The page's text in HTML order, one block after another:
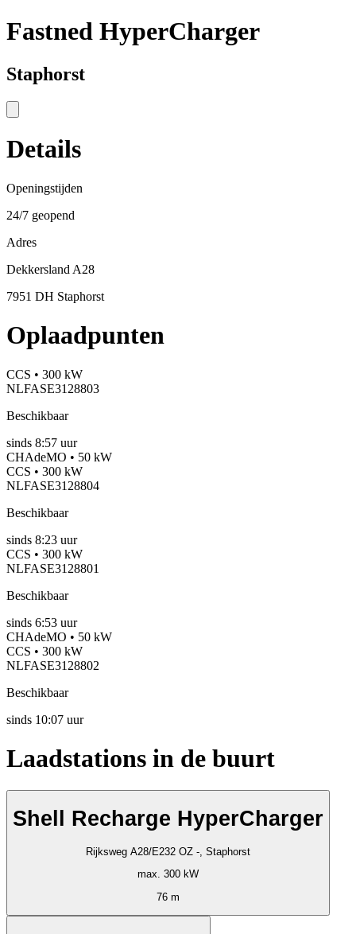
Fastned HyperCharger
Staphorst
Details
Openingstijden
24/7 geopend
Adres
Dekkersland A28
7951 DH Staphorst
Oplaadpunten
CCS • 300 kW
NLFASE3128803
Beschikbaar
sinds 8:57 uur
CHAdeMO • 50 kW
CCS • 300 kW
NLFASE3128804
Beschikbaar
sinds 8:23 uur
CCS • 300 kW
NLFASE3128801
Beschikbaar
sinds 6:53 uur
CHAdeMO • 50 kW
CCS • 300 kW
NLFASE3128802
Beschikbaar
sinds 10:07 uur
Laadstations in de buurt
Shell Recharge HyperCharger
Rijksweg A28/E232 OZ -, Staphorst
max. 300 kW
76 m